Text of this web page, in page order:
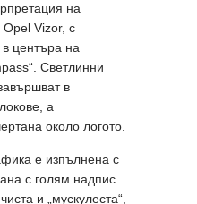
на
Vizor, с
центъра на
Светлинни
в
а
около логото.
е изпълнена с
с голям надпис
и „мускулеста“,